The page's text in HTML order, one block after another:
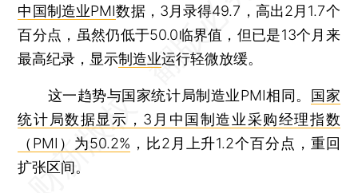
中国制造业PMI数据，3月录得49.7，高出2月1.7个
百分点，虽然仍低于50.0临界值，但已是13个月来
最高纪录，显示制造业运行轻微放缓。
这一趋势与国家统计局制造业PMI相同。 国家
统计局数据显示，3月中国制造业采购经理指数
（PMI）为50.2% ，比2月上升1.2个百分点，重回
扩张区间。